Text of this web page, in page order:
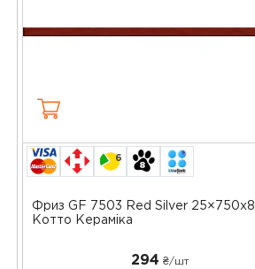
6
Фриз GF 7503 Red Silver 25×750x8
Котто Кераміка
294 ₴/шт